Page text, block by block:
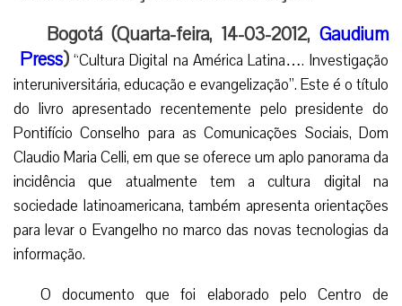
Bogotá (Quarta-feira, 14-03-2012, Gaudium
Press) “Cultura Digital na América Latina…. Investigação
interuniversitária, educação e evangelização”. Este é o título
do livro apresentado recentemente pelo presidente do
Pontifício Conselho para as Comunicações Sociais, Dom
Claudio Maria Celli, em que se oferece um aplo panorama da
incidência que atualmente tem a cultura digital na
sociedade latinoamericana, também apresenta orientações
para levar o Evangelho no marco das novas tecnologias da
informação.
O documento que foi elaborado pelo Centro de